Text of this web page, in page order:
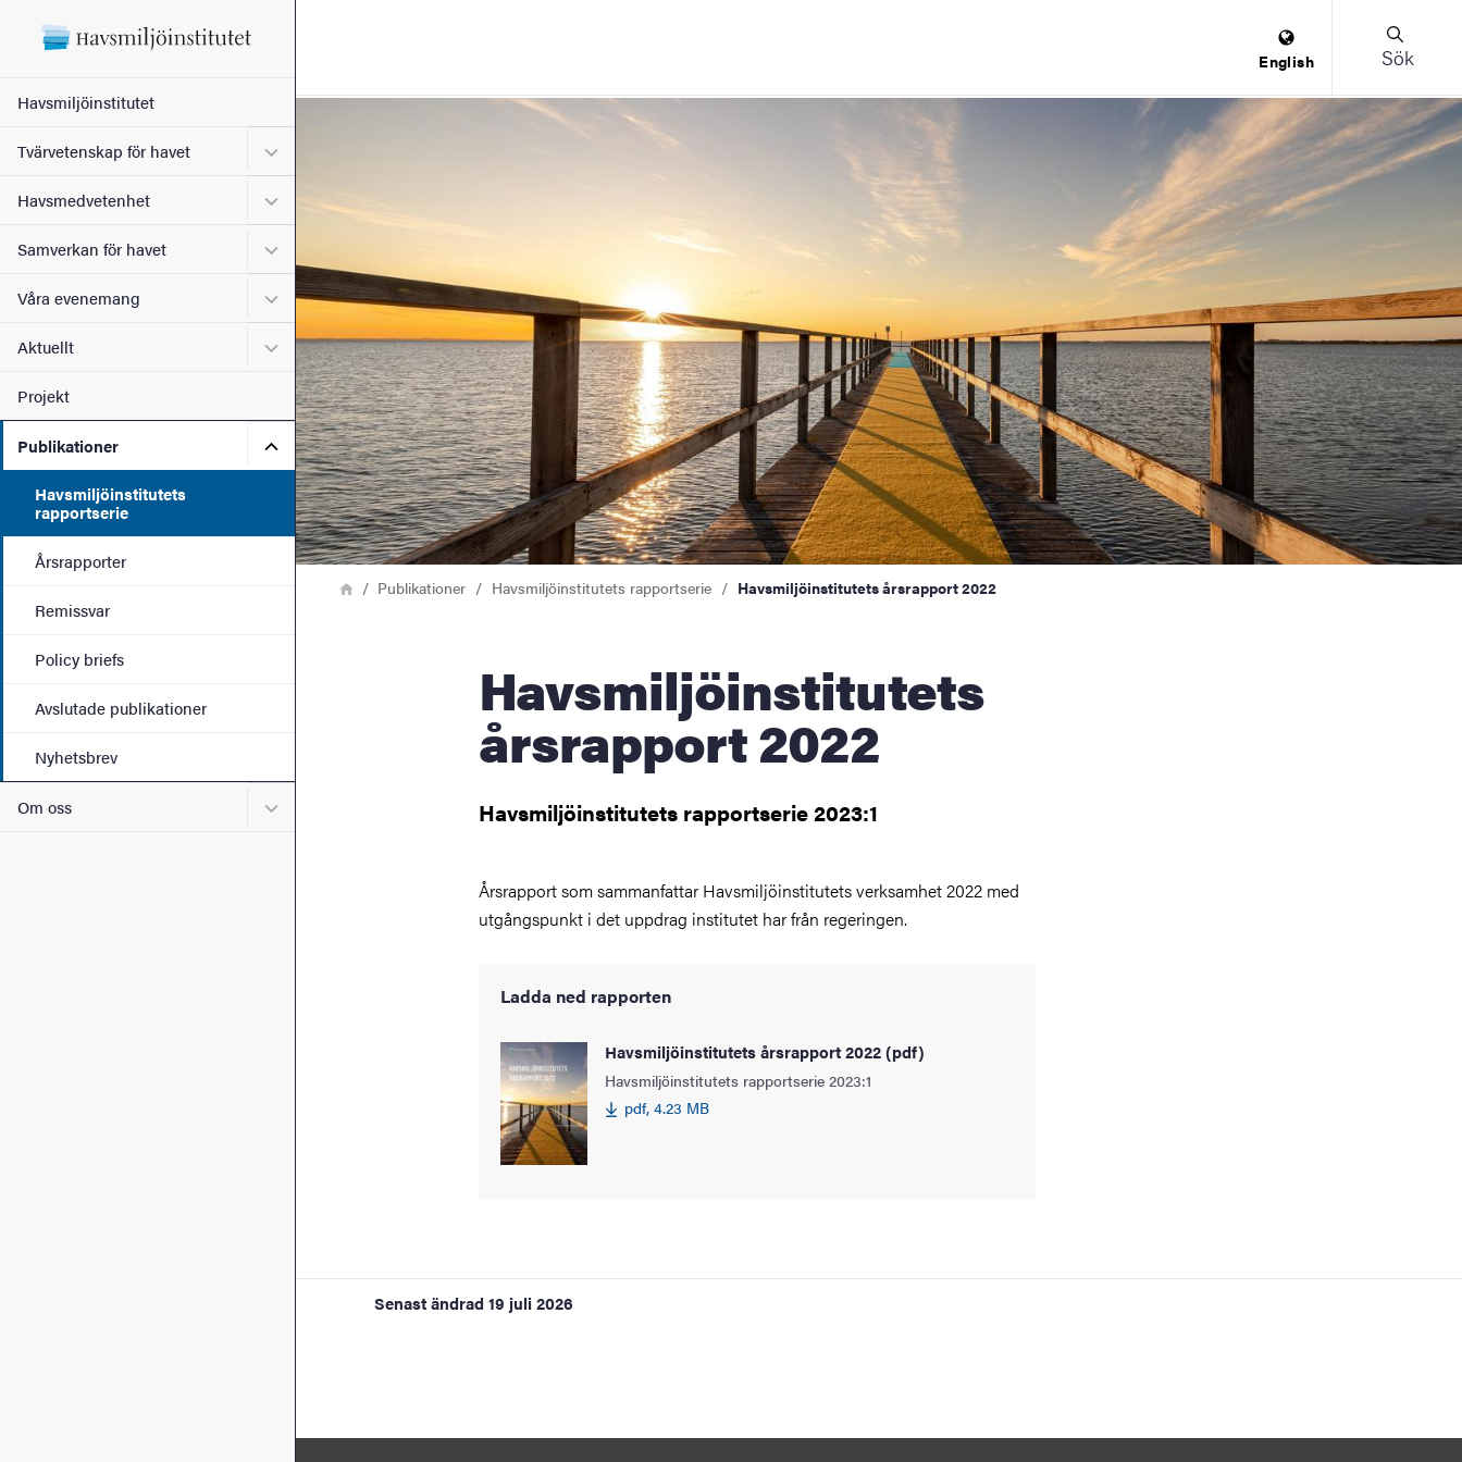
Kontakt
Havsmiljöinstitutet
Tvärvetenskap för havet Undermeny för Tvärvetenskap för havet
Havsmedvetenhet Undermeny för Havsmedvetenhet
Samverkan för havet Undermeny för Samverkan för havet
Våra evenemang Undermeny för Våra evenemang
Aktuellt Undermeny för Aktuellt
Projekt
Publikationer Undermeny för Publikationer
Havsmiljöinstitutets
rapportserie
Årsrapporter
Remissvar
Policy briefs
Avslutade publikationer
Nyhetsbrev
Om oss Undermeny för Om oss
English Sök
Bild
LänkstigHemPublikationer Havsmiljöinstitutets rapportserie Havsmiljöinstitutets årsrapport 2022
Havsmiljöinstitutets
årsrapport 2022
Havsmiljöinstitutets rapportserie 2023:1
Årsrapport som sammanfattar Havsmiljöinstitutets verksamhet 2022 med
utgångspunkt i det uppdrag institutet har från regeringen.
Ladda ned rapporten
Havsmiljöinstitutets årsrapport 2022 (pdf)
Havsmiljöinstitutets rapportserie 2023:1
pdf, 4.23 MB
Senast ändrad 19 juli 2026